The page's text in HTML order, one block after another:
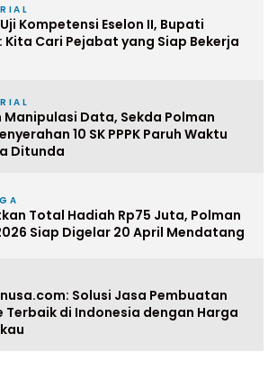
Kompetensi Eselon II, Bupati
Kita Cari Pejabat yang Siap Bekerja
Manipulasi Data, Sekda Polman
10 SK PPPK Paruh Waktu
Ditunda
Total Hadiah Rp75 Juta, Polman
Siap Digelar 20 April Mendatang
Solusi Jasa Pembuatan
Terbaik di Indonesia dengan Harga